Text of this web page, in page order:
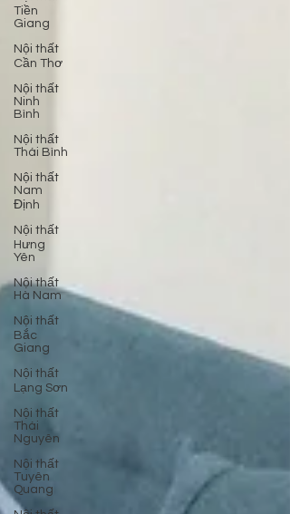
Tiền
Giang
Nội thất
Cần Thơ
Nội thất
Ninh
Bình
Nội thất
Thái Bình
Nội thất
Nam
Định
Nội thất
Hưng
Yên
Nội thất
Hà Nam
Nội thất
Bắc
Giang
Nội thất
Lạng Sơn
Nội thất
Thái
Nguyên
Nội thất
Tuyên
Quang